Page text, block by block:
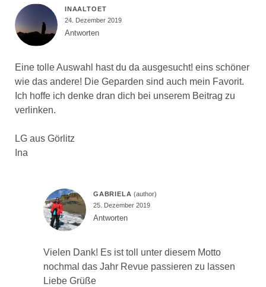
INAALTOET
24. Dezember 2019
Antworten
Eine tolle Auswahl hast du da ausgesucht! eins schöner
wie das andere! Die Geparden sind auch mein Favorit.
Ich hoffe ich denke dran dich bei unserem Beitrag zu
verlinken.
LG aus Görlitz
Ina
GABRIELA
25. Dezember 2019
Antworten
Vielen Dank! Es ist toll unter diesem Motto
nochmal das Jahr Revue passieren zu lassen
Liebe Grüße